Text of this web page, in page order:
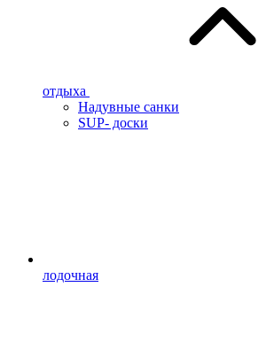
отдыха
Надувные санки
SUP- доски
лодочная